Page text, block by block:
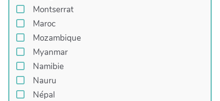
Montserrat
Maroc
Mozambique
Myanmar
Namibie
Nauru
Népal